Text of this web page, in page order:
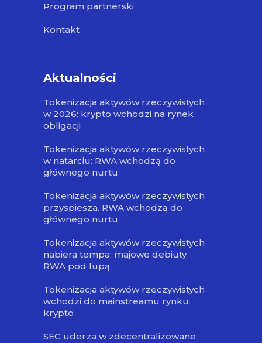
Program partnerski
Kontakt
Aktualności
Tokenizacja aktywów rzeczywistych
w 2026: krypto wchodzi na rynek
obligacji
Tokenizacja aktywów rzeczywistych
w natarciu: RWA wchodzą do
głównego nurtu
Tokenizacja aktywów rzeczywistych
przyspiesza. RWA wchodzą do
głównego nurtu
Tokenizacja aktywów rzeczywistych
nabiera tempa: majowe debiuty
RWA pod lupą
Tokenizacja aktywów rzeczywistych
wchodzi do mainstreamu rynku
krypto
SEC uderza w zdecentralizowane